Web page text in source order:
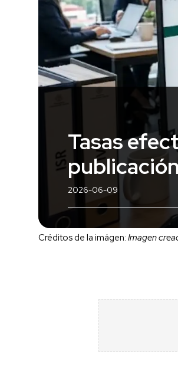
Tasas
2026-06-09
Créditos de la imágen: Imagen